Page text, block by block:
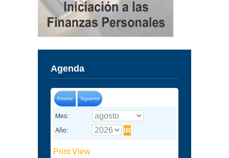
Agenda
Anterior Siguiente
Mes:
Año:
PrintView